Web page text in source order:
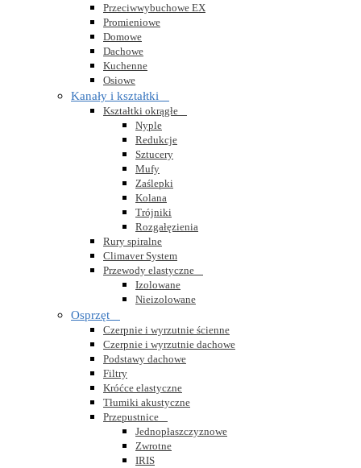
Przeciwwybuchowe EX
Promieniowe
Domowe
Dachowe
Kuchenne
Osiowe
Kanały i kształtki
Kształtki okrągłe
Nyple
Redukcje
Sztucery
Mufy
Zaślepki
Kolana
Trójniki
Rozgałęzienia
Rury spiralne
Climaver System
Przewody elastyczne
Izolowane
Nieizolowane
Osprzęt
Czerpnie i wyrzutnie ścienne
Czerpnie i wyrzutnie dachowe
Podstawy dachowe
Filtry
Króćce elastyczne
Tłumiki akustyczne
Przepustnice
Jednopłaszczyznowe
Zwrotne
IRIS